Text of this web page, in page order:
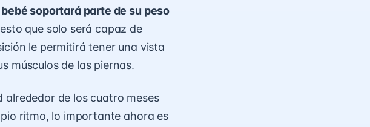
soportará parte de su peso
que solo será capaz de
le permitirá tener una vista
músculos de las piernas.
alrededor de los cuatro meses
ritmo, lo importante ahora es